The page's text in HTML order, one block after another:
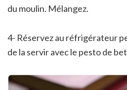
du moulin. Mélangez.
4- Réservez au réfrigérateur
de la servir avec le pesto de